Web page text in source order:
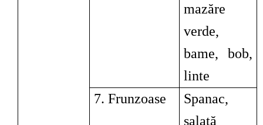
mazăre
verde,
bame, bob,
linte
7. Frunzoase
Spanac,
salată